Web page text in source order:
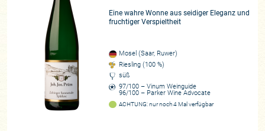
Eine wahre Wonne aus seidiger Eleganz und
fruchtiger Verspieltheit
Mosel (Saar, Ruwer)
Riesling (100 %)
süß
97/100 – Vinum Weinguide
96/100 – Parker Wine Advocate
ACHTUNG: nur noch 4 Mal verfügbar